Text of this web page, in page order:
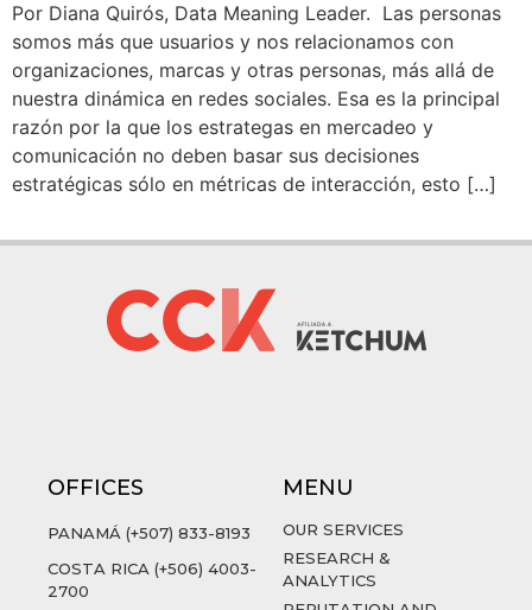
Por Diana Quirós, Data Meaning Leader. Las personas
somos más que usuarios y nos relacionamos con
organizaciones, marcas y otras personas, más allá de
nuestra dinámica en redes sociales. Esa es la principal
razón por la que los estrategas en mercadeo y
comunicación no deben basar sus decisiones
estratégicas sólo en métricas de interacción, esto […]
OFFICES
PANAMÁ (+507) 833-8193
COSTA RICA (+506) 4003-
2700
MENU
OUR SERVICES
RESEARCH &
ANALYTICS